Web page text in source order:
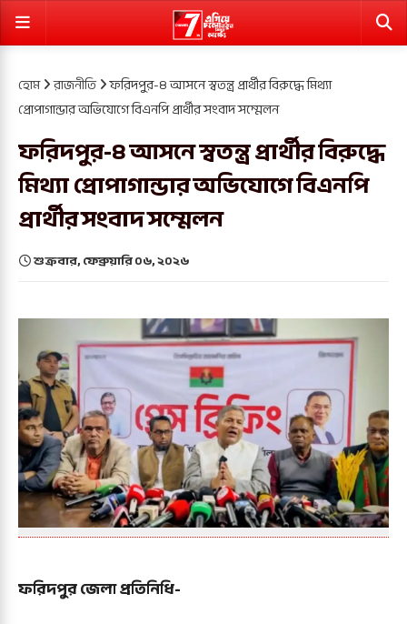
হোম রাজনীতি ফরিদপুর-৪ আসনে স্বতন্ত্র প্রার্থীর বিরুদ্ধে মিথ্যা
প্রোপাগান্ডার অভিযোগে বিএনপি প্রার্থীর সংবাদ সম্মেলন
ফরিদপুর-৪ আসনে স্বতন্ত্র প্রার্থীর বিরুদ্ধে
মিথ্যা প্রোপাগান্ডার অভিযোগে বিএনপি
প্রার্থীর সংবাদ সম্মেলন
শুক্রবার, ফেব্রুয়ারি ০৬, ২০২৬
ফরিদপুর জেলা প্রতিনিধি-